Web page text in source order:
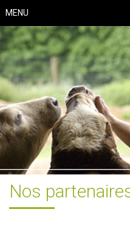
MENU
Nos